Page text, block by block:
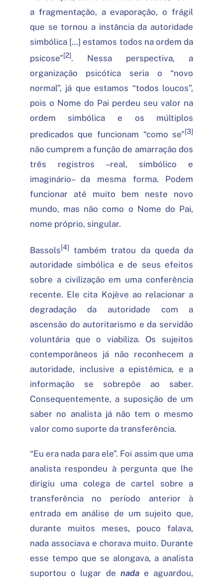
a fragmentação, a evaporação, o frágil
que se tornou a instância da autoridade
simbólica […] estamos todos na ordem da
psicose”[2]. Nessa perspectiva, a
organização psicótica seria o “novo
normal”, já que estamos “todos loucos”,
pois o Nome do Pai perdeu seu valor na
ordem simbólica e os múltiplos
predicados que funcionam “como se”[3]
não cumprem a função de amarração dos
três registros –real, simbólico e
imaginário– da mesma forma. Podem
funcionar até muito bem neste novo
mundo, mas não como o Nome do Pai,
nome próprio, singular.
Bassols[4]
também tratou da queda da
autoridade simbólica e de seus efeitos
sobre a civilização em uma conferência
recente. Ele cita Kojève ao relacionar a
degradação da autoridade com a
ascensão do autoritarismo e da servidão
voluntária que o viabiliza. Os sujeitos
contemporâneos já não reconhecem a
autoridade, inclusive a epistêmica, e a
informação se sobrepõe ao saber.
Consequentemente, a suposição de um
saber no analista já não tem o mesmo
valor como suporte da transferência.
“Eu era nada para ele”. Foi assim que uma
analista respondeu à pergunta que lhe
dirigiu uma colega de cartel sobre a
transferência no período anterior à
entrada em análise de um sujeito que,
durante muitos meses, pouco falava,
nada associava e chorava muito. Durante
esse tempo que se alongava, a analista
suportou o lugar de nadae aguardou,